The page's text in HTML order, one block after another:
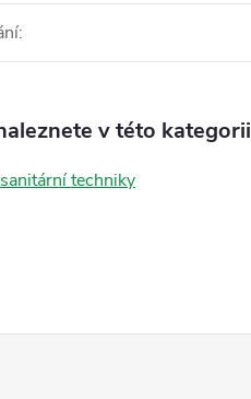
:
v této kategorii
techniky